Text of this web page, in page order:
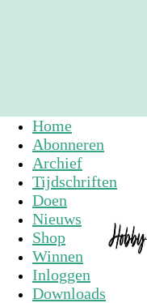
Home
Abonneren
Archief
Tijdschriften
Doen
Nieuws
Shop
Winnen
Inloggen
Downloads